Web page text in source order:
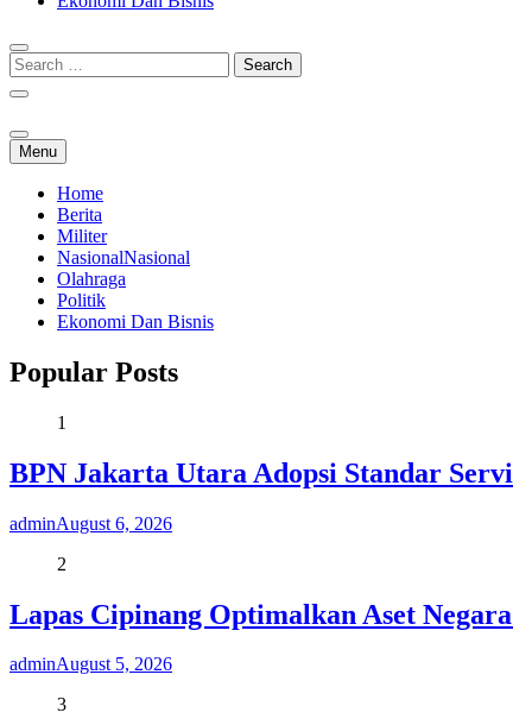
Menu
Home
Berita
Militer
NasionalNasional
Olahraga
Politik
Ekonomi Dan Bisnis
Popular Posts
1
BPN Jakarta Utara Adopsi Standar
adminAugust 6, 2026
2
Lapas Cipinang Optimalkan Aset
adminAugust 5, 2026
3